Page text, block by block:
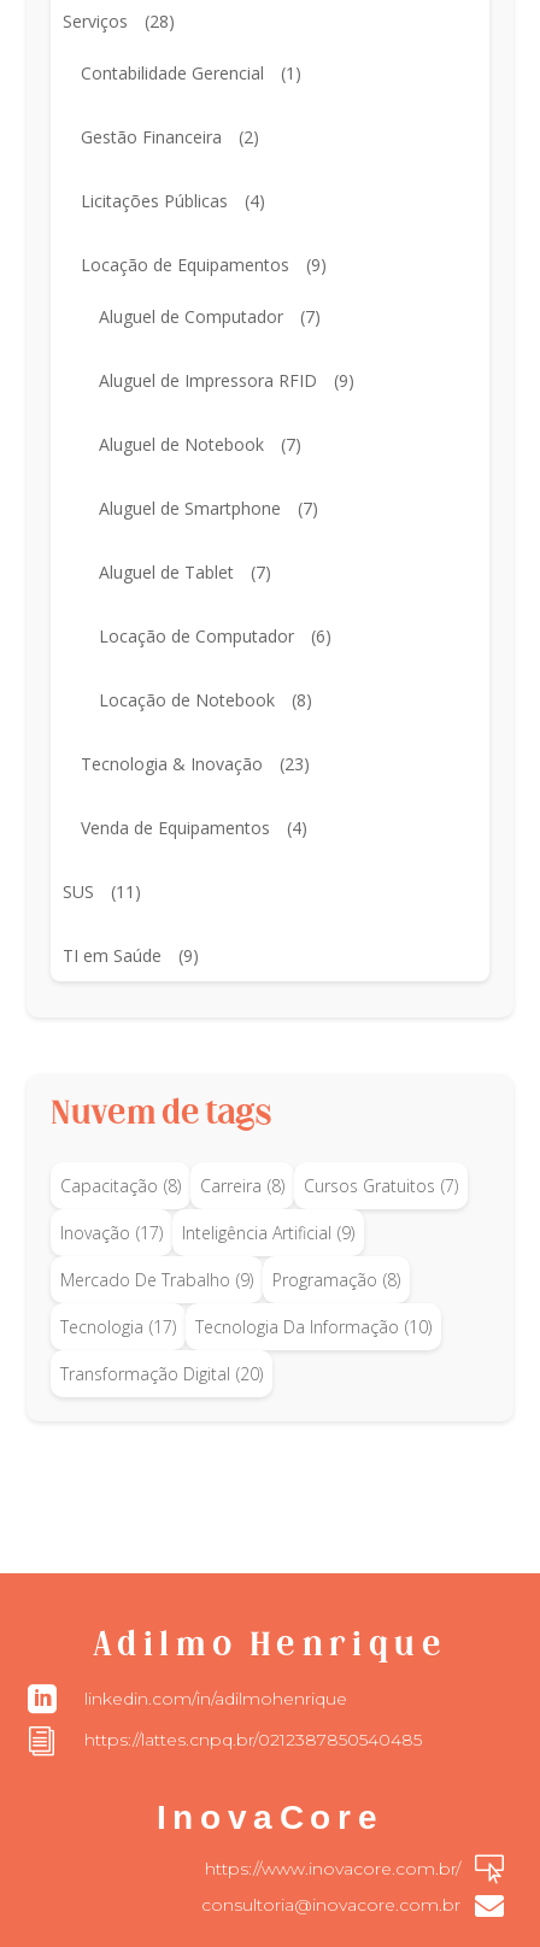
Serviços (28)
Contabilidade Gerencial (1)
Gestão Financeira (2)
Licitações Públicas (4)
Locação de Equipamentos (9)
Aluguel de Computador (7)
Aluguel de Impressora RFID (9)
Aluguel de Notebook (7)
Aluguel de Smartphone (7)
Aluguel de Tablet (7)
Locação de Computador (6)
Locação de Notebook (8)
Tecnologia & Inovação (23)
Venda de Equipamentos (4)
SUS (11)
TI em Saúde (9)
Nuvem de tags
Capacitação (8) Carreira (8) Cursos Gratuitos (7)
Inovação (17) Inteligência Artificial (9)
Mercado De Trabalho (9) Programação (8)
Tecnologia (17) Tecnologia Da Informação (10)
Transformação Digital (20)
Adilmo Henrique
 linkedin.com/in/adilmohenrique
i https://lattes.cnpq.br/0212387850540485
InovaCore

https://www.inovacore.com.br/

consultoria@inovacore.com.br